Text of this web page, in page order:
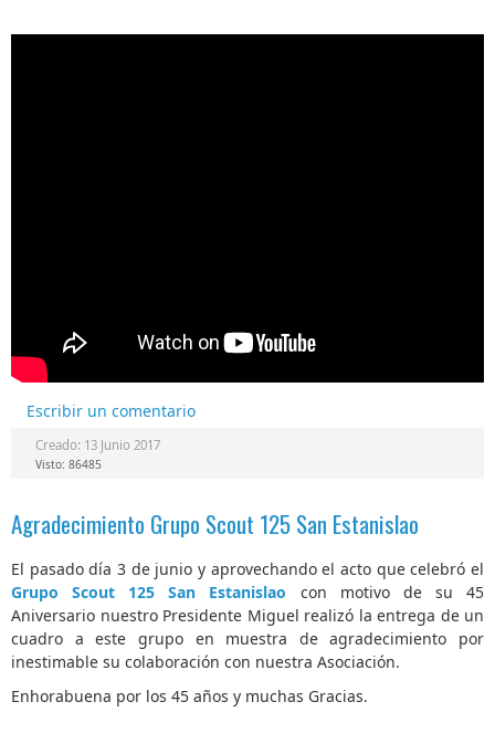
Escribir un comentario
Creado: 13 Junio 2017
Visto: 86485
Agradecimiento Grupo Scout 125 San Estanislao
El pasado día 3 de junio y aprovechando el acto que celebró el
Grupo Scout 125 San Estanislao con motivo de su 45
Aniversario nuestro Presidente Miguel realizó la entrega de un
cuadro a este grupo en muestra de agradecimiento por
inestimable su colaboración con nuestra Asociación.
Enhorabuena por los 45 años y muchas Gracias.